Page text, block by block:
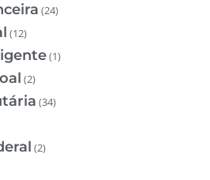
(24)
(12)
(1)
(2)
(34)
(2)